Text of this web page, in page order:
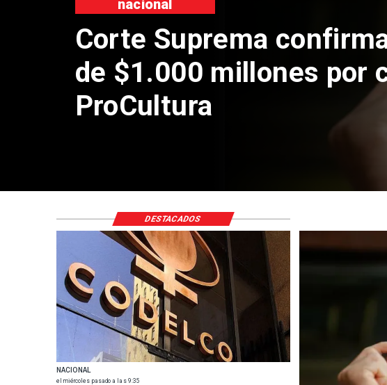
Corte Suprema
de $1.000 millones por
ProCultura
nacional
NACIONAL
el miércoles pasado a las 9:35
DESTACADOS